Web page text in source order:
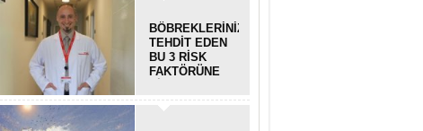
BÖBREKLERİNİZİ
TEHDİT EDEN
BU 3 RİSK
FAKTÖRÜNE